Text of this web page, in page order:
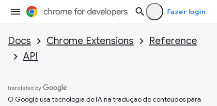
Fazer login
Docs Chrome Extensions
Reference
API
O Google usa tecnologia de IA na tradução de conteúdos para